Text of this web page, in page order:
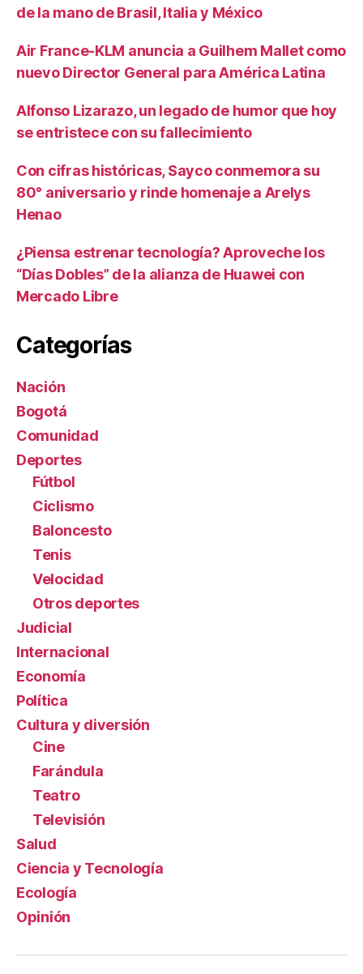
de la mano de Brasil, Italia y México
Air France-KLM anuncia a Guilhem Mallet como
nuevo Director General para América Latina
Alfonso Lizarazo, un legado de humor que hoy
se entristece con su fallecimiento
Con cifras históricas, Sayco conmemora su
80° aniversario y rinde homenaje a Arelys
Henao
¿Piensa estrenar tecnología? Aproveche los
“Días Dobles” de la alianza de Huawei con
Mercado Libre
Categorías
Nación
Bogotá
Comunidad
Deportes
Fútbol
Ciclismo
Baloncesto
Tenis
Velocidad
Otros deportes
Judicial
Internacional
Economía
Política
Cultura y diversión
Cine
Farándula
Teatro
Televisión
Salud
Ciencia y Tecnología
Ecología
Opinión